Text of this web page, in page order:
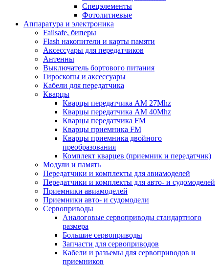
Спецэлементы
Фотолитиевые
Аппаратура и электроника
Failsafe, биперы
Flash накопители и карты памяти
Аксессуары для передатчиков
Антенны
Выключатель бортового питания
Гироскопы и аксессуары
Кабели для передатчика
Кварцы
Кварцы передатчика AM 27Mhz
Кварцы передатчика AM 40Mhz
Кварцы передатчика FM
Кварцы приемника FM
Кварцы приемника двойного
преобразования
Комплект кварцев (приемник и передатчик)
Модули и память
Передатчики и комплекты для авиамоделей
Передатчики и комплекты для авто- и судомоделей
Приемники авиамоделей
Приемники авто- и судомодели
Сервоприводы
Аналоговые сервоприводы стандартного
размера
Большие сервоприводы
Запчасти для сервоприводов
Кабели и разъемы для сервоприводов и
приемников